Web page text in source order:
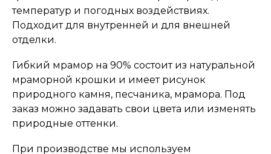
температур и погодных воздействиях.
Подходит для внутренней и для внешней
отделки.
Гибкий мрамор на 90% состоит из натуральной
мраморной крошки и имеет рисунок
природного камня, песчаника, мрамора. Под
заказ можно задавать свои цвета или изменять
природные оттенки.
При производстве мы используем